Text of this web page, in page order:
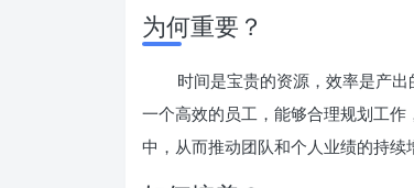
为何重要？
时间是宝贵的资源，效率是产
一个高效的员工，能够合理规划工
中，从而推动团队和个人业绩的持续